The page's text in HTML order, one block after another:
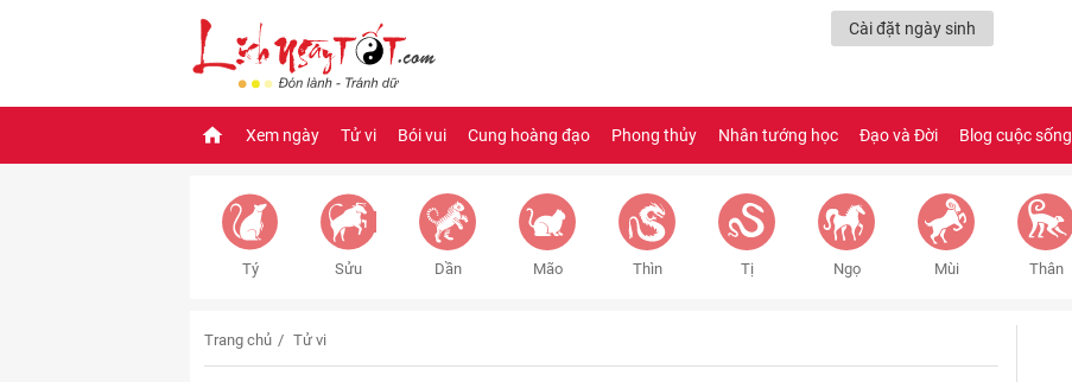
Cài đặt ngày sinh
Xem ngày Tử vi Bói vui Cung hoàng đạo Phong thủy Nhân tướng học Đạo và Đời Blog cuộc sống
Tý Sửu Dần Mão Thìn Tị Ngọ Mùi Thân
Trang chủ Tử vi